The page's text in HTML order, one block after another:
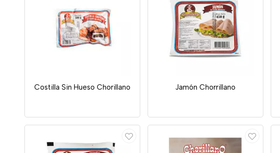
Costilla Sin Hueso Chorillano Jamón Chorrillano